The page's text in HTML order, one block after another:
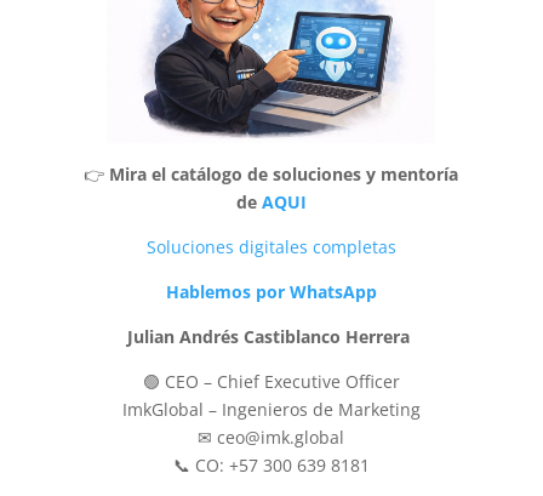
👉 Mira el catálogo de soluciones y mentoría
de AQUI
Soluciones digitales completas
Hablemos por WhatsApp
Julian Andrés Castiblanco Herrera
🟢 CEO – Chief Executive Officer
ImkGlobal – Ingenieros de Marketing
✉ ceo@imk.global
📞 CO: +57 300 639 8181